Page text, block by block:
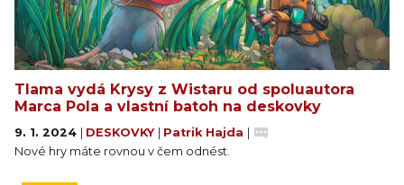
Tlama vydá Krysy z Wistaru od spoluautora
Marca Pola a vlastní batoh na deskovky
9. 1. 2024 DESKOVKY Patrik Hajda
Nové hry máte rovnou v čem odnést.